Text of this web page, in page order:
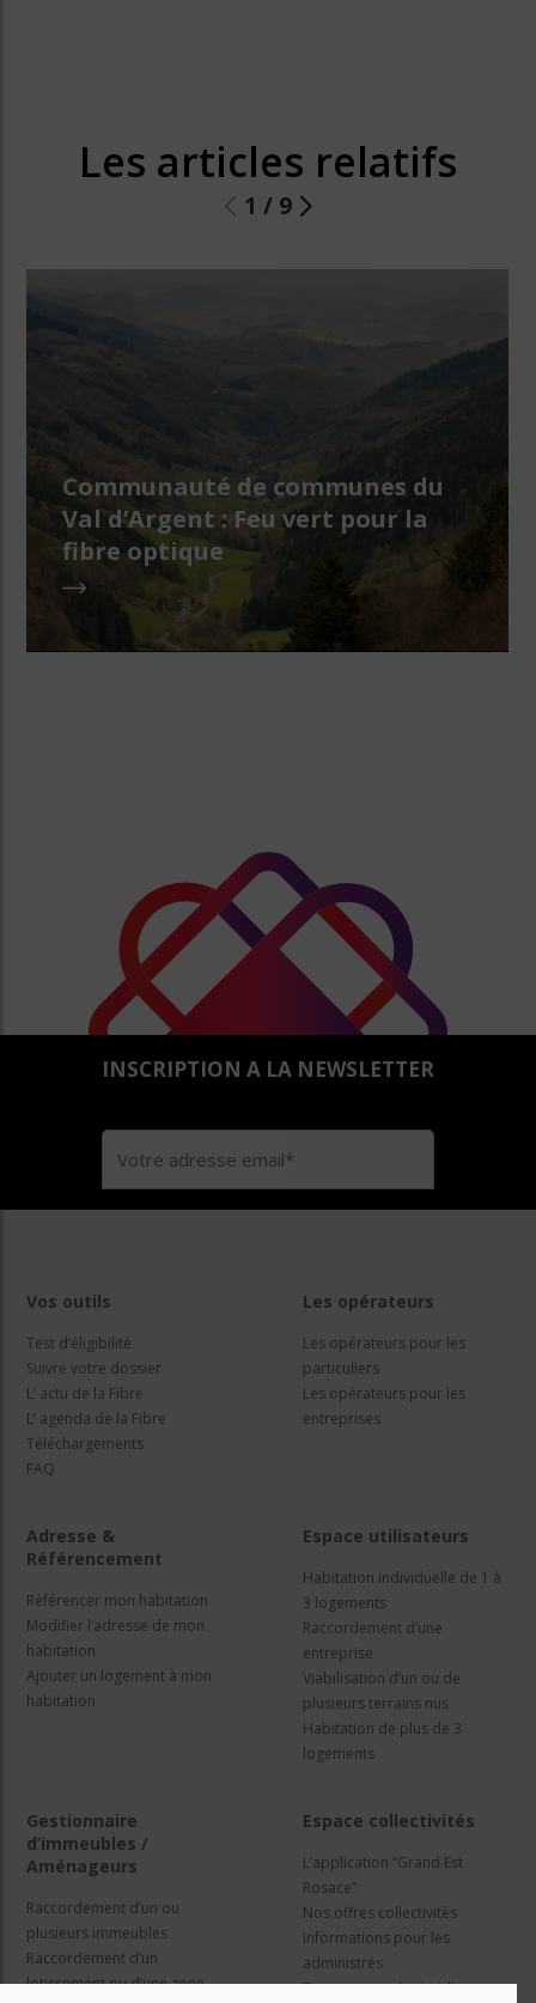
Les articles relatifs
1 / 9
Communauté de communes du
Val d’Argent : Feu vert pour la
fibre optique
INSCRIPTION A LA NEWSLETTER
Vos outils
Test d’éligibilité
Suivre votre dossier
L’ actu de la Fibre
L’ agenda de la Fibre
Téléchargements
FAQ
Les opérateurs
Les opérateurs pour les
particuliers
Les opérateurs pour les
entreprises
Adresse &
Référencement
Référencer mon habitation
Modifier l’adresse de mon
habitation
Ajouter un logement à mon
habitation
Espace utilisateurs
Habitation individuelle de 1 à
3 logements
Raccordement d’une
entreprise
Viabilisation d’un ou de
plusieurs terrains nus
Habitation de plus de 3
logements
Gestionnaire
d’immeubles /
Aménageurs
Raccordement d’un ou
plusieurs immeubles
Raccordement d’un
lotissement ou d’une zone
Espace collectivités
L’application “Grand Est
Rosace”
Nos offres collectivités
Informations pour les
administrés
Travaux et cadre juridique